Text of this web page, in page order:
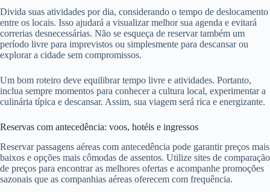
Divida suas atividades por dia, considerando o tempo de deslocamento
entre os locais. Isso ajudará a visualizar melhor sua agenda e evitará
correrias desnecessárias. Não se esqueça de reservar também um
período livre para imprevistos ou simplesmente para descansar ou
explorar a cidade sem compromissos.
Um bom roteiro deve equilibrar tempo livre e atividades. Portanto,
inclua sempre momentos para conhecer a cultura local, experimentar a
culinária típica e descansar. Assim, sua viagem será rica e energizante.
Reservas com antecedência: voos, hotéis e ingressos
Reservar passagens aéreas com antecedência pode garantir preços mais
baixos e opções mais cômodas de assentos. Utilize sites de comparação
de preços para encontrar as melhores ofertas e acompanhe promoções
sazonais que as companhias aéreas oferecem com frequência.